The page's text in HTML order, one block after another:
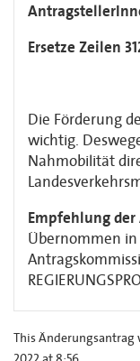
Ersetze Zeilen
Die Förderung
wichtig.
Nahmobilität
Empfehlung
Übernommen
This Änderungsantrag